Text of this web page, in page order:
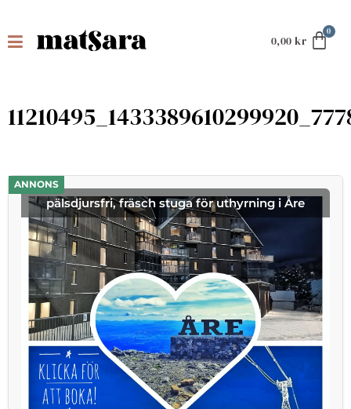
0,00 kr
ANNONS
pälsdjursfri, fräsch stuga för uthyrning i Åre